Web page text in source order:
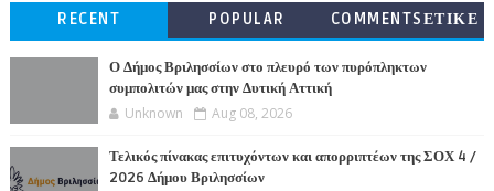
RECENT POPULAR
COMMENTSΕΤΙΚΕ
Ο Δήμος Βριλησσίων στο πλευρό των πυρόπληκτων
συμπολιτών μας στην Δυτική Αττική
Unknown Aug 08, 2026
Τελικός πίνακας επιτυχόντων και απορριπτέων της ΣΟΧ 4 /
2026 Δήμου Βριλησσίων